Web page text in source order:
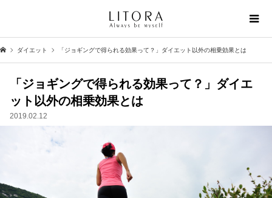
ダイエット 「ジョギングで得られる効果って？」ダイエット以外の相乗効果とは
「ジョギングで得られる効果って？」ダイエ
ット以外の相乗効果とは
2019.02.12